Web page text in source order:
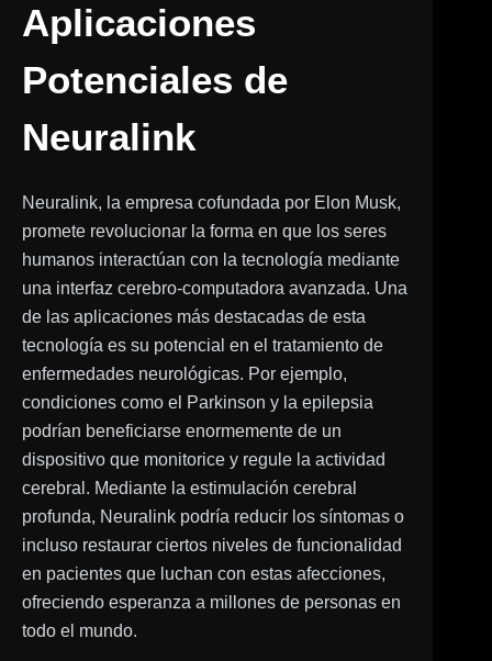
Aplicaciones
Potenciales de
Neuralink
Neuralink, la empresa cofundada por Elon Musk,
promete revolucionar la forma en que los seres
humanos interactúan con la tecnología mediante
una interfaz cerebro-computadora avanzada. Una
de las aplicaciones más destacadas de esta
tecnología es su potencial en el tratamiento de
enfermedades neurológicas. Por ejemplo,
condiciones como el Parkinson y la epilepsia
podrían beneficiarse enormemente de un
dispositivo que monitorice y regule la actividad
cerebral. Mediante la estimulación cerebral
profunda, Neuralink podría reducir los síntomas o
incluso restaurar ciertos niveles de funcionalidad
en pacientes que luchan con estas afecciones,
ofreciendo esperanza a millones de personas en
todo el mundo.